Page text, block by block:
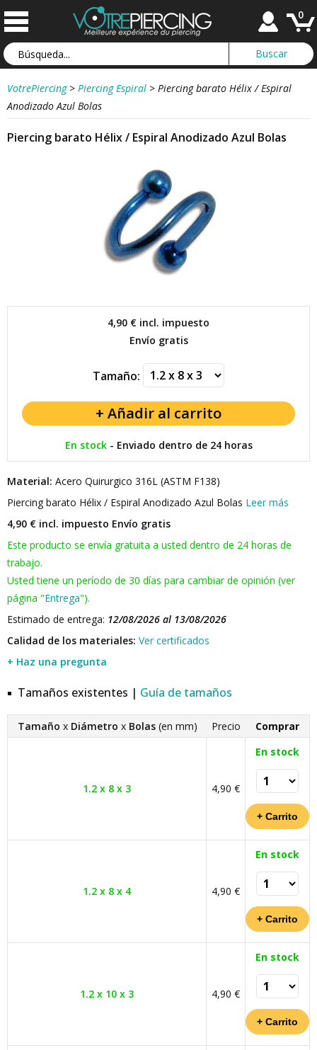
0
VotrePiercing > Piercing Espiral > Piercing barato Hélix / Espiral
Anodizado Azul Bolas
Piercing barato Hélix / Espiral Anodizado Azul Bolas
4,90 € incl. impuesto
Envío gratis
Tamaño:
En stock- Enviado dentro de 24 horas
Material: Acero Quirurgico 316L (ASTM F138)
Piercing barato Hélix / Espiral Anodizado Azul Bolas Leer más
4,90 € incl. impuesto Envío gratis
Este producto se envía gratuita a usted dentro de 24 horas de
trabajo.
Usted tiene un período de 30 días para cambiar de opinión (ver
página "Entrega").
Estimado de entrega: 12/08/2026 al 13/08/2026
Calidad de los materiales: Ver certificados
+ Haz una pregunta
Tamaños existentes | Guía de tamaños
Tamaño x Diámetro x Bolas (en mm) Precio Comprar
1.2 x 8 x 3 4,90 €
En stock
1.2 x 8 x 4 4,90 €
En stock
1.2 x 10 x 3 4,90 €
En stock